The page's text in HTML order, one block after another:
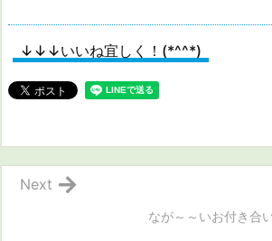
↓↓↓いいね宜しく！(*^^*)
なが～～いお付き合
Next